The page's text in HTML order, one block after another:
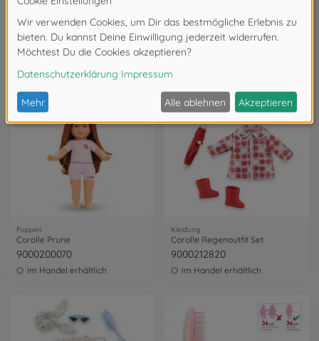
Puppen
Corolle Perrine
9000200180
im Handel erhältlich
Corolle Prinzessinnen Set
9000212630
Puppen
Corolle Prune
9000200070
im Handel erhältlich
Kleidung
Corolle Regenoutfit Set
9000212820
im Handel erhältlich